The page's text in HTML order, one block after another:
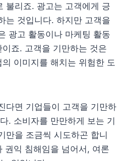
불리죠. 광고는 고객에게 긍
는 것입니다. 하지만 고객을
광고 활동이나 마케팅 활동
죠. 고객을 기만하는 것은
이미지를 해치는 위험한 도
다면 기업들이 고객을 기만하
. 소비자를 만만하게 보는 기
만을 조금씩 시도하곤 합니
권익 침해임을 넘어서, 여론